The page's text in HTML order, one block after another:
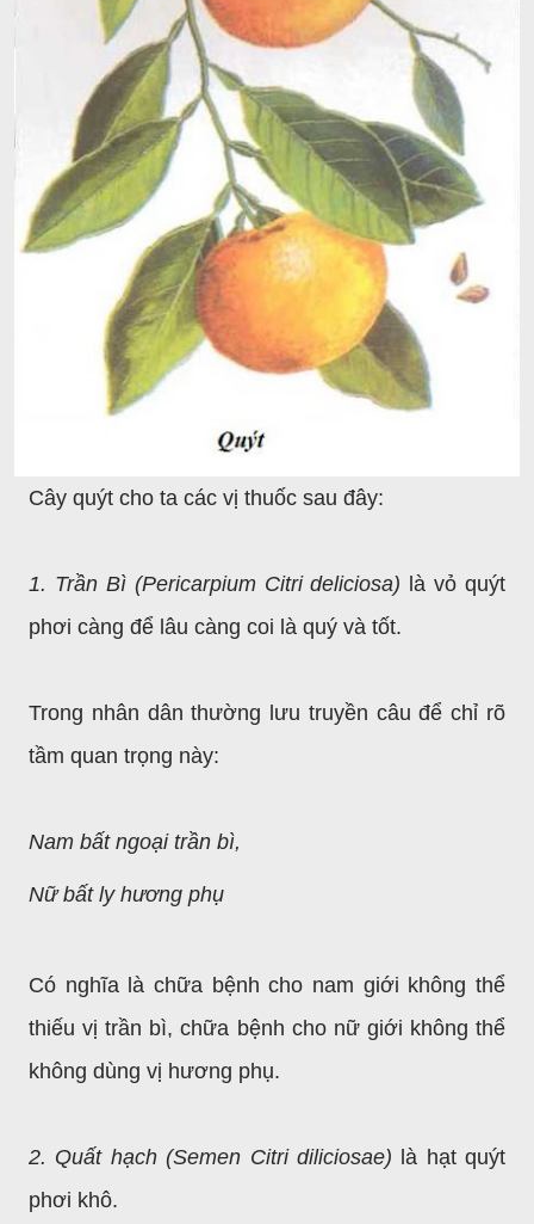
Cây quýt cho ta các vị thuốc sau đây:
1. Trần Bì (Pericarpium Citri deliciosa) là vỏ quýt
phơi càng để lâu càng coi là quý và tốt.
Trong nhân dân thường lưu truyền câu để chỉ rõ
tầm quan trọng này:
Nam bất ngoại trần bì,
Nữ bất ly hương phụ
Có nghĩa là chữa bệnh cho nam giới không thể
thiếu vị trần bì, chữa bệnh cho nữ giới không thể
không dùng vị hương phụ.
2. Quất hạch (Semen Citri diliciosae) là hạt quýt
phơi khô.